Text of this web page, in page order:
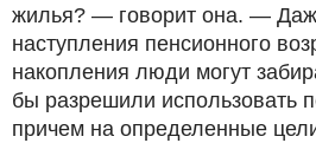
жилья? — говорит она. —
наступления пенсионного
накопления люди могут
бы разрешили использовать
причем на определенные